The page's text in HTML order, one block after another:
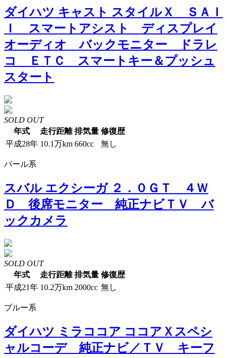
ダイハツ キャスト スタイルＸ ＳＡＩ
Ｉ スマートアシスト ディスプレイ
オーディオ バックモニター ドラレ
コ ＥＴＣ スマートキー＆プッシュ
スタート
SOLD OUT
年式
走行距離 排気量 修復歴
平成28年 10.1万km 660cc 無し
パール系
スバル エクシーガ ２．０ＧＴ ４Ｗ
Ｄ 後席モニター 純正ナビＴＶ バ
ックカメラ
SOLD OUT
年式
走行距離 排気量 修復歴
平成21年 10.2万km 2000cc 無し
ブルー系
ダイハツ ミラココア ココアＸスペシ
ャルコーデ 純正ナビ／ＴＶ キーフ